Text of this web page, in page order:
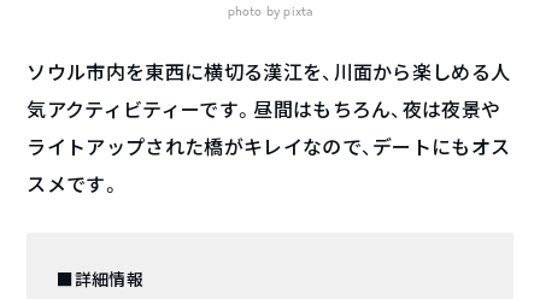
photo by pixta
ソウル市内を東西に横切る漢江を、川面から楽しめる人
気アクティビティーです。昼間はもちろん、夜は夜景や
ライトアップされた橋がキレイなので、デートにもオス
スメです。
■詳細情報